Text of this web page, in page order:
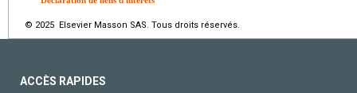
© 2025 Elsevier Masson SAS. Tous droits réservés.
ACCÈS RAPIDES